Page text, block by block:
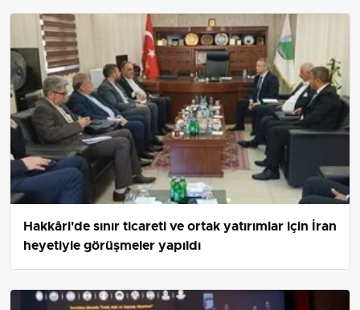
Hakkâri'de sınır ticareti ve ortak yatırımlar için İran
heyetiyle görüşmeler yapıldı